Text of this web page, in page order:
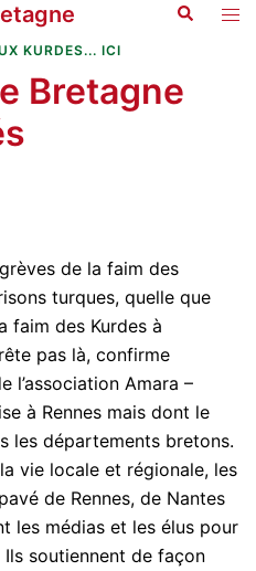
KURDES... ICI
Bretagne
de la faim des
turques, quelle que
faim des Kurdes à
pas là, confirme
l’association Amara –
à Rennes mais dont le
les départements bretons.
vie locale et régionale, les
de Rennes, de Nantes
les médias et les élus pour
Ils soutiennent de façon